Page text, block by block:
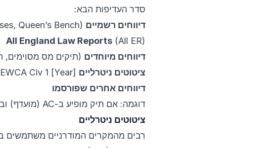
סדר העדיפות הבא:
דיווחים רשמיים (Appeal Cases, Queen’s Bench וכו’)
All England Law Reports (All ER)
דיווחים מיוחדים (תיקים מס מסוימים,
ציטוטים ניטרליים [Year] EWCA Civ 1
דיווחים אחרים שפורסמו
דוגמה: אם תיק מופיע ב-AC (מועדף) וב-All ER (מקובל), יש לצטט את AC.
ציטוטים ניטרליים
רבים מהמקרים המודרניים משתמשים